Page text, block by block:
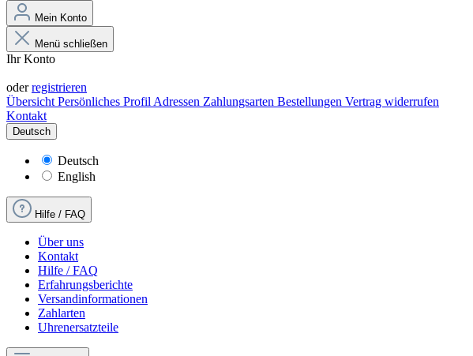
Mein Konto
Menü schließen
Ihr Konto
oderregistrieren
Übersicht Persönliches Profil Adressen Zahlungsarten Bestellungen Vertrag widerrufen
Kontakt
Deutsch
Deutsch
English
Hilfe / FAQ
Über uns
Kontakt
Hilfe / FAQ
Erfahrungsberichte
Versandinformationen
Zahlarten
Uhrenersatzteile